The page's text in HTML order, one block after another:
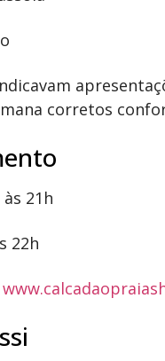
corretos
21h
22h